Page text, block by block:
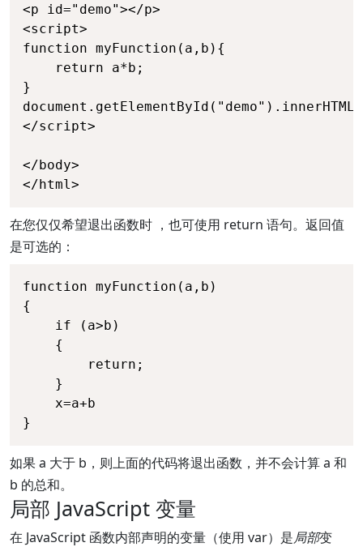
<p id="demo"></p>
<script>
function myFunction(a,b){
}
</script>
</body>
</html>
在您仅仅希望退出函数时 ，也可使用 return 语句。返回值
是可选的：
function myFunction(a,b)
{
}
如果 a 大于 b，则上面的代码将退出函数，并不会计算 a 和
b 的总和。
局部 JavaScript 变量
在 JavaScript 函数内部声明的变量（使用 var）是局部变